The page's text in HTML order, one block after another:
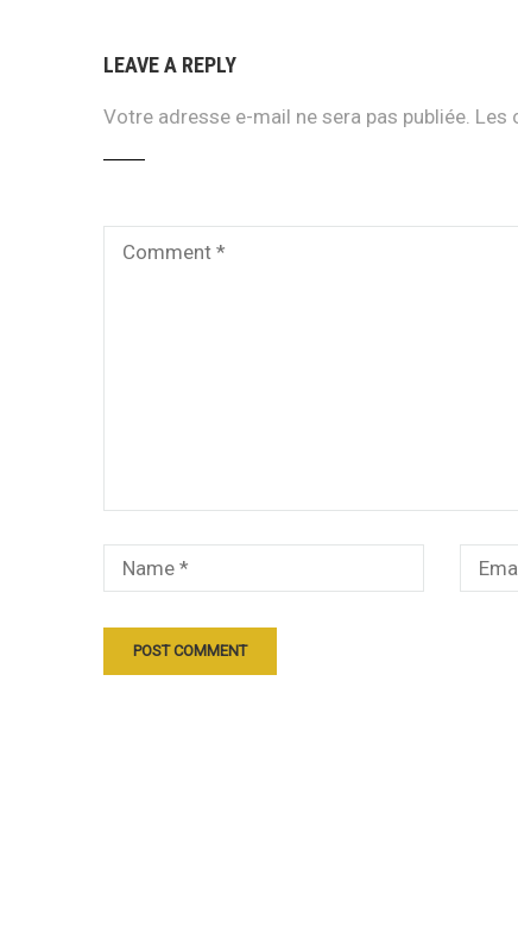
LEAVE A REPLY
Votre adresse e-mail ne sera pas publiée. Les